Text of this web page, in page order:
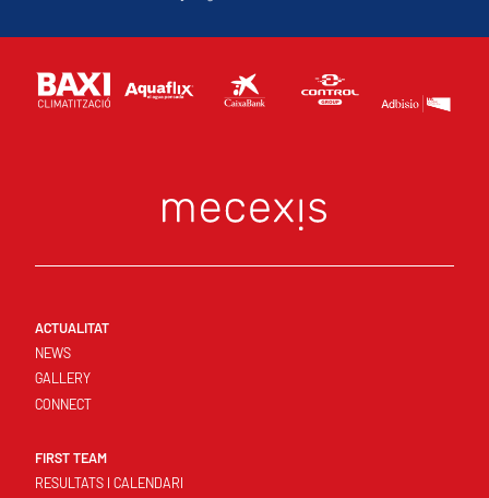
ACTUALITAT
NEWS
GALLERY
CONNECT
FIRST TEAM
RESULTATS I CALENDARI